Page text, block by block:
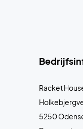
Racket
5250